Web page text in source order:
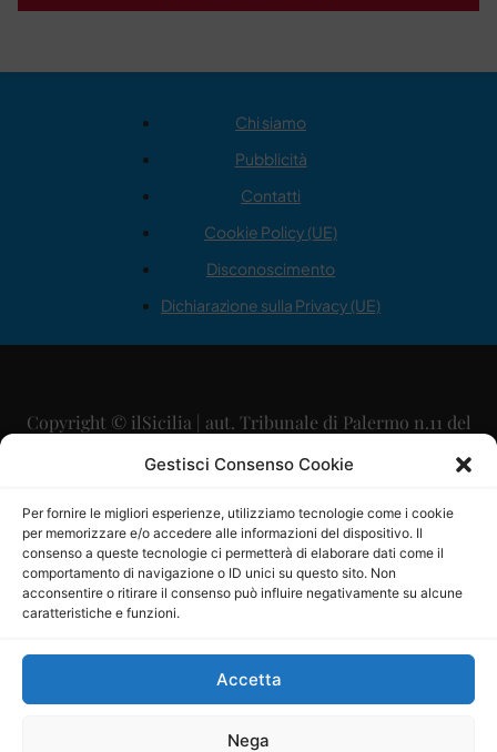
Gestisci Consenso Cookie
Per fornire le migliori esperienze, utilizziamo tecnologie come i cookie
per memorizzare e/o accedere alle informazioni del dispositivo. Il
consenso a queste tecnologie ci permetterà di elaborare dati come il
comportamento di navigazione o ID unici su questo sito. Non
acconsentire o ritirare il consenso può influire negativamente su alcune
caratteristiche e funzioni.
Accetta
Nega
Chi siamo
Pubblicità
Contatti
Cookie Policy (UE)
Disconoscimento
Dichiarazione sulla Privacy (UE)
Copyright © ilSicilia | aut. Tribunale di Palermo n.11 del
29/09/2015
Direttore Editoriale: Maurizio Scaglione
Direttore Responsabile: Maria Calabrese
P.IVA: 06334930820
Mercurio Comunicazione Società Cooperativa a r.l. è
iscritta al Registro degli Operatori di Comunicazione al